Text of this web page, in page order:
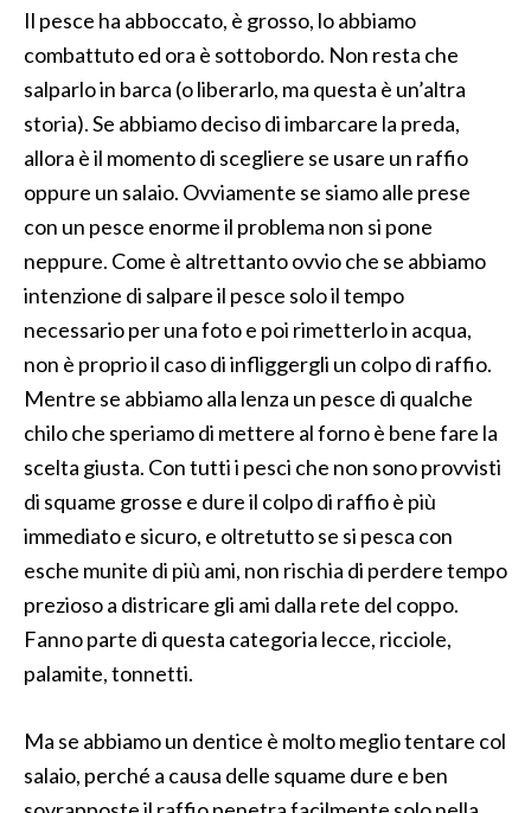
Il pesce ha abboccato, è grosso, lo abbiamo
combattuto ed ora è sottobordo. Non resta che
salparlo in barca (o liberarlo, ma questa è un’altra
storia). Se abbiamo deciso di imbarcare la preda,
allora è il momento di scegliere se usare un raffio
oppure un salaio. Ovviamente se siamo alle prese
con un pesce enorme il problema non si pone
neppure. Come è altrettanto ovvio che se abbiamo
intenzione di salpare il pesce solo il tempo
necessario per una foto e poi rimetterlo in acqua,
non è proprio il caso di infliggergli un colpo di raffio.
Mentre se abbiamo alla lenza un pesce di qualche
chilo che speriamo di mettere al forno è bene fare la
scelta giusta. Con tutti i pesci che non sono provvisti
di squame grosse e dure il colpo di raffio è più
immediato e sicuro, e oltretutto se si pesca con
esche munite di più ami, non rischia di perdere tempo
prezioso a districare gli ami dalla rete del coppo.
Fanno parte di questa categoria lecce, ricciole,
palamite, tonnetti.
Ma se abbiamo un dentice è molto meglio tentare col
salaio, perché a causa delle squame dure e ben